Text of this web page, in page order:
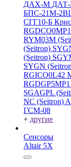
ДАХ-М
БПС-21М-
СГГ10-Б
RGDCO0MP1
RYM03M
(Seitron)
(Seitron)
SYGN
RGICO0L42
SGAGPL
NC (Seitron)
ГСМ-08
+ другие
Сенсоры
Altair 5X